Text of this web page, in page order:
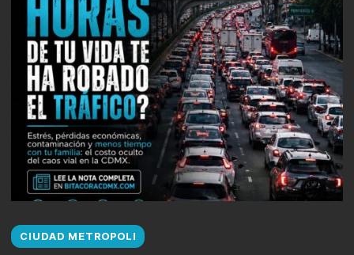
CIUDAD METROPOLI